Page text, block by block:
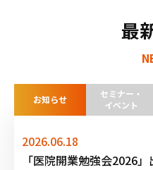
最
お知らせ
セミナー・
イベント
2026.06.18
「医院開業勉強会2026